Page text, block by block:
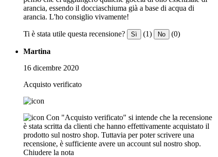
arancia, essendo il docciaschiuma già a base di acqua di
arancia. L'ho consiglio vivamente!
Ti è stata utile questa recensione? Sì (1) No (0)
Martina
16 dicembre 2020
Acquisto verificato
Con "Acquisto verificato" si intende che la recensione
è stata scritta da clienti che hanno effettivamente acquistato il
prodotto sul nostro shop. Tuttavia per poter scrivere una
recensione, è sufficiente avere un account sul nostro shop.
Chiudere la nota